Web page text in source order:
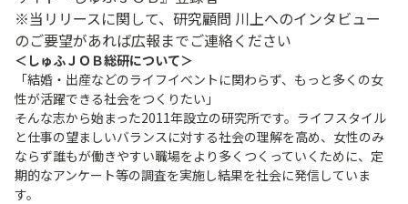
※当リリースに関して、研究顧問 川上へのインタビュー
のご要望があれば広報までご連絡ください
＜しゅふＪＯＢ総研について＞
「結婚・出産などのライフイベントに関わらず、もっと多くの女
性が活躍できる社会をつくりたい」
そんな志から始まった2011年設立の研究所です。ライフスタイル
と仕事の望ましいバランスに対する社会の理解を高め、女性のみ
ならず誰もが働きやすい職場をより多くつくっていくために、定
期的なアンケート等の調査を実施し結果を社会に発信していま
す。